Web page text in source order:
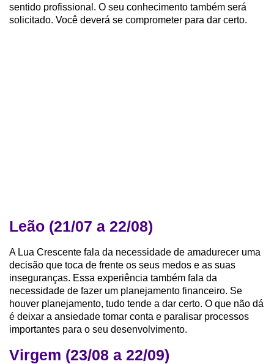
sentido profissional. O seu conhecimento também será
solicitado. Você deverá se comprometer para dar certo.
Leão (21/07 a 22/08)
A Lua Crescente fala da necessidade de amadurecer uma
decisão que toca de frente os seus medos e as suas
inseguranças. Essa experiência também fala da
necessidade de fazer um planejamento financeiro. Se
houver planejamento, tudo tende a dar certo. O que não dá
é deixar a ansiedade tomar conta e paralisar processos
importantes para o seu desenvolvimento.
Virgem (23/08 a 22/09)